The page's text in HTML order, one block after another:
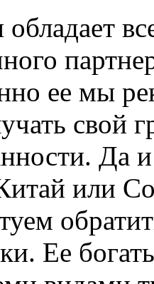
обладает
ее мы
свой
Да
или
Ее